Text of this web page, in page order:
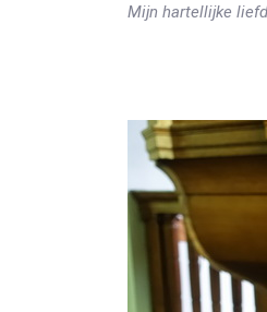
Mijn hartellijke